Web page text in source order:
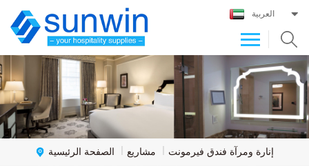
العربية
الصفحة الرئيسية | مشاريع | إنارة ومرآة فندق فيرمونت